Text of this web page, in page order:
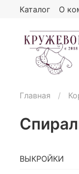
Каталог О
Главная
ВЫКРОЙКИ